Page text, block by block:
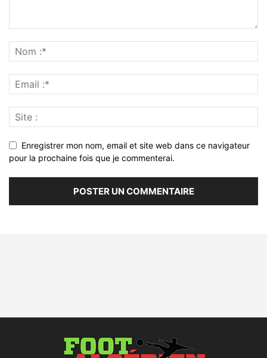
Enregistrer mon nom, email et site web dans ce navigateur
pour la prochaine fois que je commenterai.